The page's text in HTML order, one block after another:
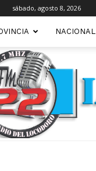
sábado, agosto 8, 2026
NACIONAL